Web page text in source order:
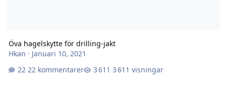
Öva hagelskytte för drilling-jakt
Hkan · Januari 10, 2021
22 kommentarer
3 611 visningar